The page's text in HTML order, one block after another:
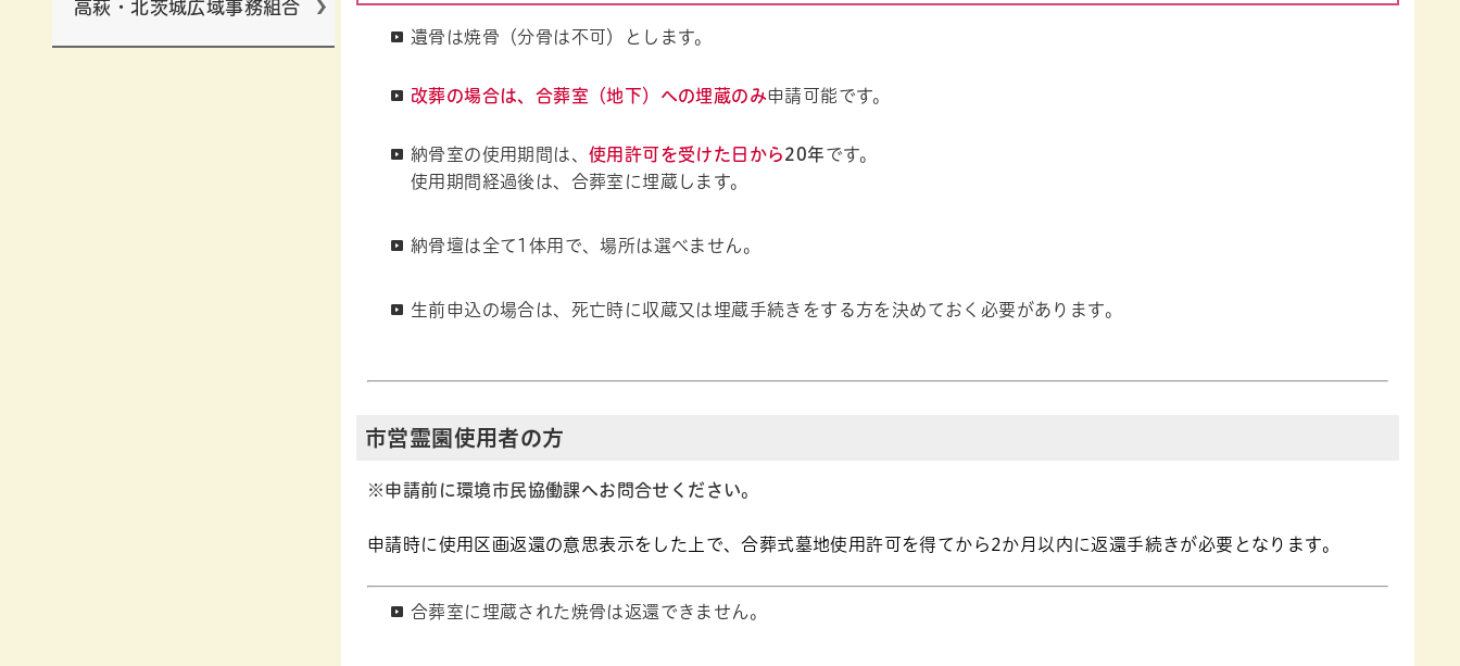
高萩・北茨城広域事務組合
遺骨は焼骨（分骨は不可）とします。
改葬の場合は、合葬室（地下）への埋蔵のみ申請可能です。
納骨室の使用期間は、 使用許可を受けた日から20年です。
使用期間経過後は、合葬室に埋蔵します。
納骨壇は全て1体用で、場所は選べません。
生前申込の場合は、死亡時に収蔵又は埋蔵手続きをする方を決めておく必要があります。
市営霊園使用者の方
※申請前に環境市民協働課へお問合せください。
申請時に使用区画返還の意思表示をした上で、合葬式墓地使用許可を得てから2か月以内に返還手続きが必要となります。
合葬室に埋蔵された焼骨は返還できません。